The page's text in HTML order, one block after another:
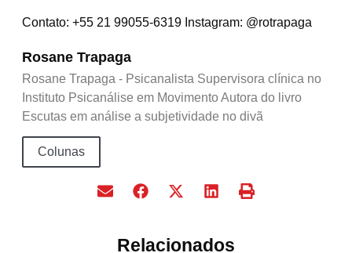
Contato: +55 21 99055-6319 Instagram: @rotrapaga
Rosane Trapaga
Rosane Trapaga - Psicanalista Supervisora clínica no
Instituto Psicanálise em Movimento Autora do livro
Escutas em análise a subjetividade no divã
Colunas
Relacionados